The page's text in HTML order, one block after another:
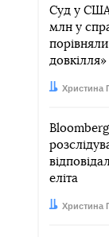
Суд у США
млн у
довкілля»
Автор:
Христина
Дата:
еліта
Автор:
Христина
Дата: